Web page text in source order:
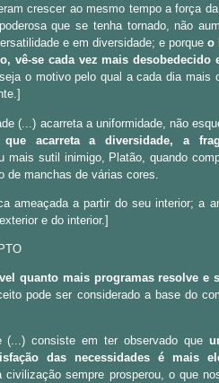
crescer ao mesmo tempo a força
que se tenha tornado, não
e em diversidade; e porque o
vê-se cada vez mais desobedecido
o motivo pelo qual a cada dia mais
(...) acarreta a uniformidade, não
que acarreta a diversidade, a
mais sutil inimigo, Platão, quando
de manchas de várias cores.
ameaçada a partir do seu interior; a
e do interior.]
quanto mais programas resolve e
pode ser considerado a base do
(...) consiste em ter observado que
das necessidades é mais
civilização sempre prosperou, o que